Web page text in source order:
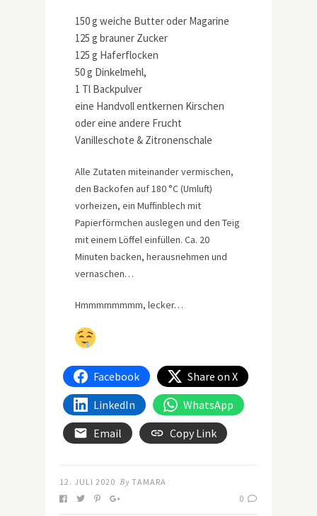
150 g weiche Butter oder Magarine
125 g brauner Zucker
125 g Haferflocken
50 g Dinkelmehl,
1 Tl Backpulver
eine Handvoll entkernen Kirschen
oder eine andere Frucht
Vanilleschote & Zitronenschale
Alle Zutaten miteinander vermischen,
den Backofen auf 180 °C (Umluft)
vorheizen, ein Muffinblech mit
Papierförmchen auslegen und den Teig
mit einem Löffel einfüllen. Ca. 20
Minuten backen, herausnehmen und
vernaschen…
Hmmmmmmmm, lecker…
Facebook
Share on X
LinkedIn
WhatsApp
Email
Copy Link
12. JULI 2020 By TAMARA
0